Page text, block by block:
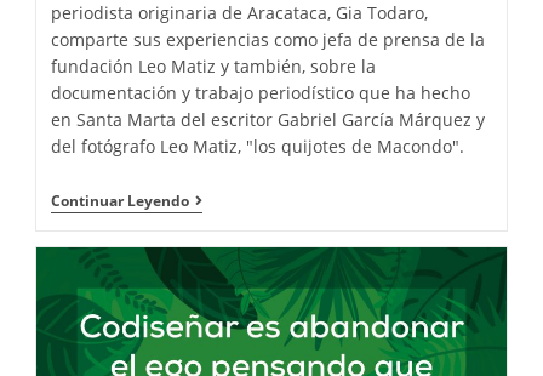
periodista originaria de Aracataca, Gia Todaro,
comparte sus experiencias como jefa de prensa de la
fundación Leo Matiz y también, sobre la
documentación y trabajo periodístico que ha hecho
en Santa Marta del escritor Gabriel García Márquez y
del fotógrafo Leo Matiz, "los quijotes de Macondo".
Continuar Leyendo